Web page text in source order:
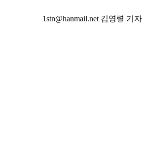
1stn@hanmail.net 김영렬 기자